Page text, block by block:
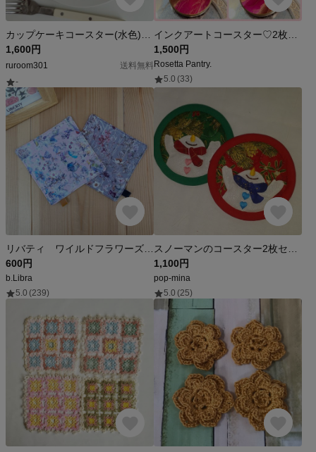
1,600円
ruroom301
送料無料
-
1,500円
Rosetta Pantry.
5.0 (33)
600円
b.Libra
5.0 (239)
1,100円
pop-mina
5.0 (25)